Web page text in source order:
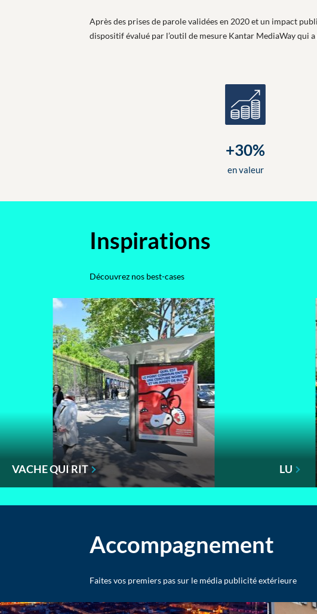
Après des prises de parole validées en 2020 et un impact
dispositif évalué par l’outil de mesure Kantar MediaWay qui
+30%
en valeur
Inspirations
Découvrez nos best-cases
VACHE QUI RIT LU
Accompagnement
Faites vos premiers pas sur le média publicité extérieure